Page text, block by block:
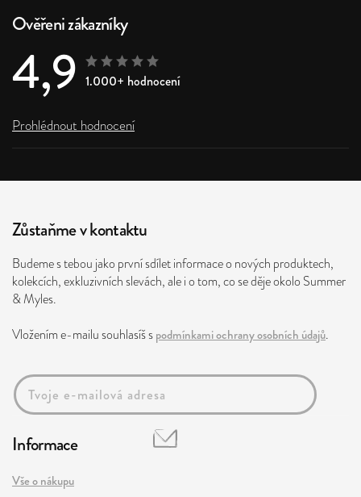
Ověřeni zákazníky
4,9 1.000+ hodnocení
Prohlédnout hodnocení
Zůstaňme v kontaktu
Budeme s tebou jako první sdílet informace o nových produktech,
kolekcích, exkluzivních slevách, ale i o tom, co se děje okolo Summer
& Myles.
Vložením e-mailu souhlasíš spodmínkami ochrany osobních údajů.
Informace
Vše o nákupu